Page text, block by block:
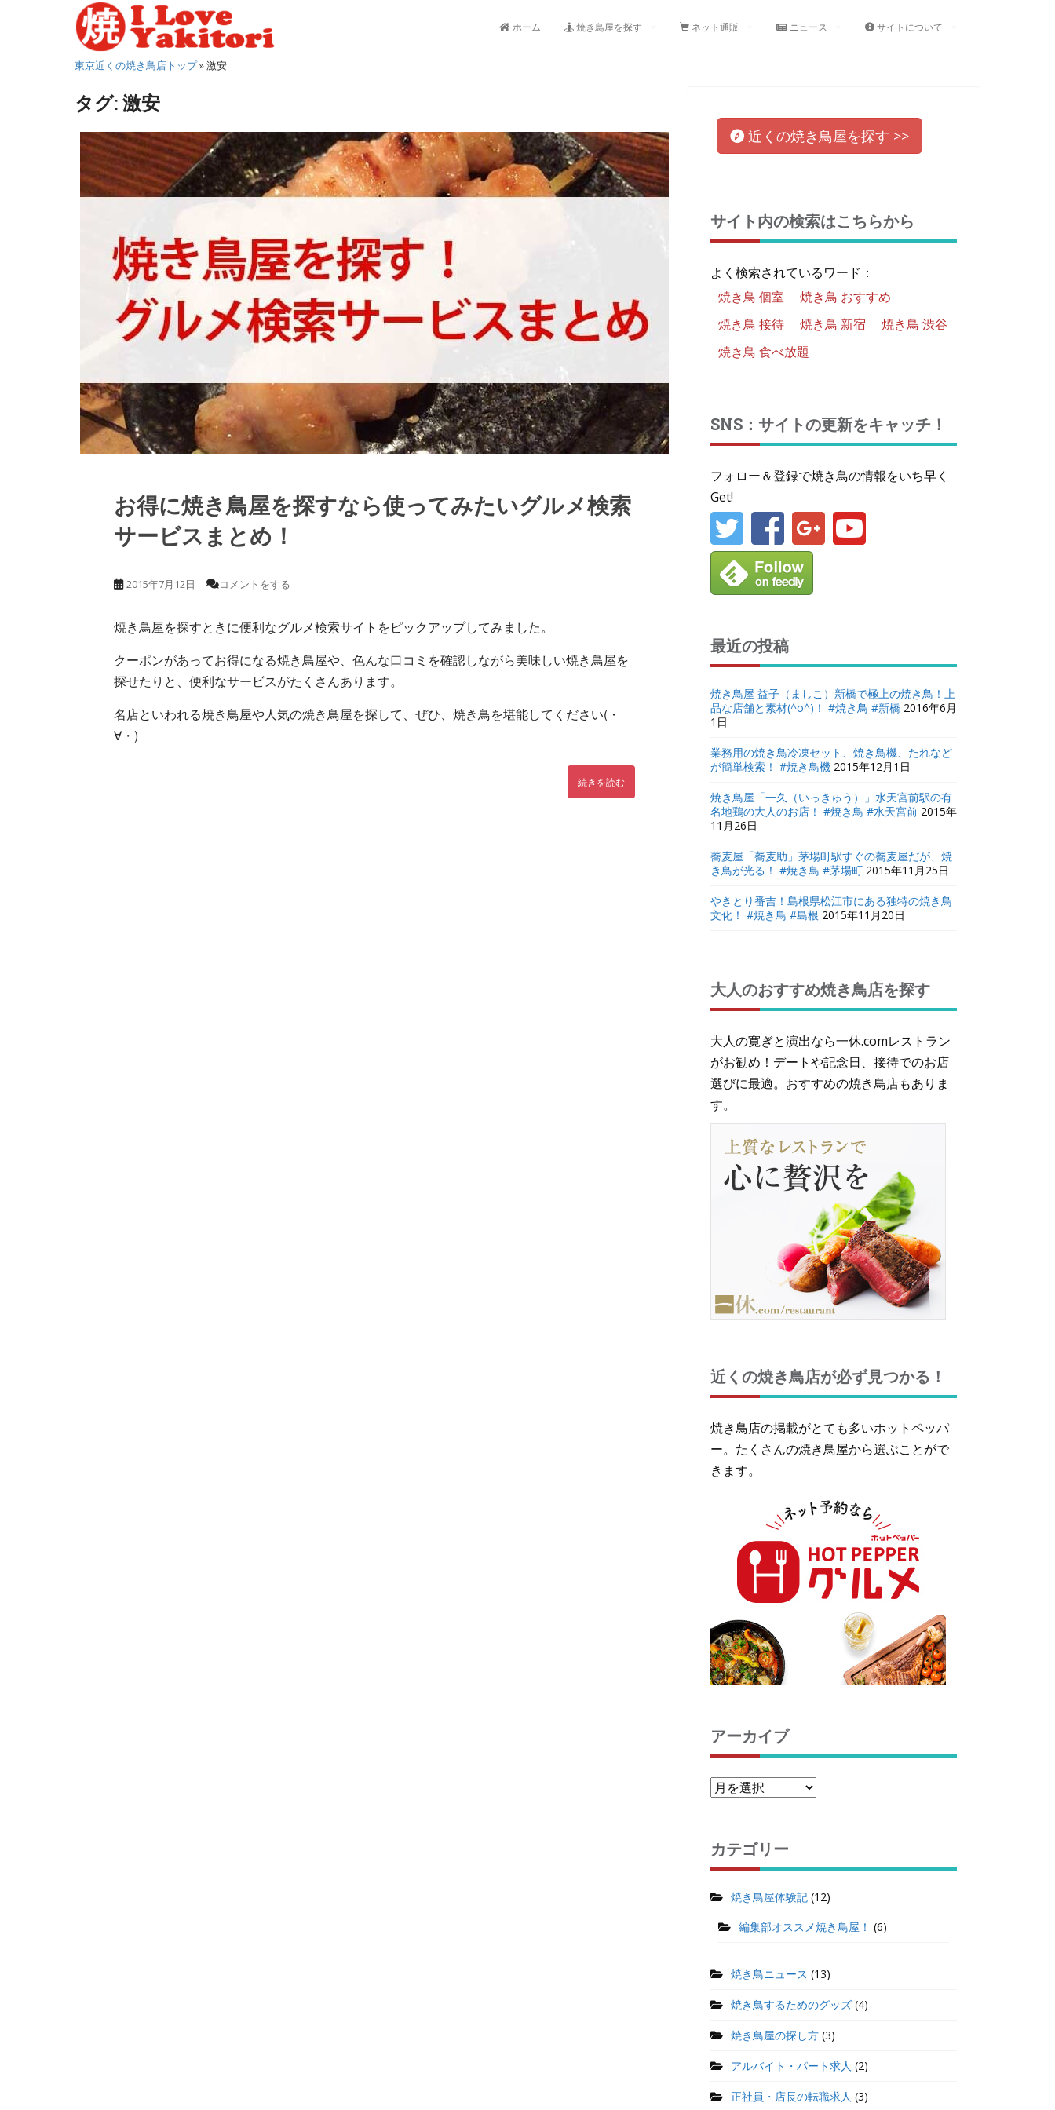
ホーム 焼き鳥屋を探す ネット通販 ニュース サイトについて
東京近くの焼き鳥店トップ»激安
タグ:激安
お得に焼き鳥屋を探すなら使ってみたいグルメ検索
サービスまとめ！
2015年7月12日 コメントをする
焼き鳥屋を探すときに便利なグルメ検索サイトをピックアップしてみました。
クーポンがあってお得になる焼き鳥屋や、色んな口コミを確認しながら美味しい焼き鳥屋を
探せたりと、便利なサービスがたくさんあります。
名店といわれる焼き鳥屋や人気の焼き鳥屋を探して、ぜひ、焼き鳥を堪能してください(・
∀・)
続きを読む
近くの焼き鳥屋を探す >>
サイト内の検索はこちらから
よく検索されているワード：
焼き鳥 個室
焼き鳥 おすすめ
焼き鳥 接待
焼き鳥 新宿
焼き鳥 渋谷
焼き鳥 食べ放題
SNS：サイトの更新をキャッチ！
フォロー＆登録で焼き鳥の情報をいち早く
Get!
最近の投稿
焼き鳥屋 益子（ましこ）新橋で極上の焼き鳥！上
品な店舗と素材(^o^)！ #焼き鳥 #新橋 2016年6月
1日
業務用の焼き鳥冷凍セット、焼き鳥機、たれなど
が簡単検索！ #焼き鳥機 2015年12月1日
焼き鳥屋「一久（いっきゅう）」水天宮前駅の有
名地鶏の大人のお店！ #焼き鳥 #水天宮前 2015年
11月26日
蕎麦屋「蕎麦助」茅場町駅すぐの蕎麦屋だが、焼
き鳥が光る！ #焼き鳥 #茅場町 2015年11月25日
やきとり番吉！島根県松江市にある独特の焼き鳥
文化！ #焼き鳥 #島根 2015年11月20日
大人のおすすめ焼き鳥店を探す
大人の寛ぎと演出なら一休.comレストラン
がお勧め！デートや記念日、接待でのお店
選びに最適。おすすめの焼き鳥店もありま
す。
近くの焼き鳥店が必ず見つかる！
焼き鳥店の掲載がとても多いホットペッパ
ー。たくさんの焼き鳥屋から選ぶことがで
きます。
アーカイブ
カテゴリー
焼き鳥屋体験記 (12)
編集部オススメ焼き鳥屋！ (6)
焼き鳥ニュース (13)
焼き鳥するためのグッズ (4)
焼き鳥屋の探し方 (3)
アルバイト・パート求人 (2)
正社員・店長の転職求人 (3)